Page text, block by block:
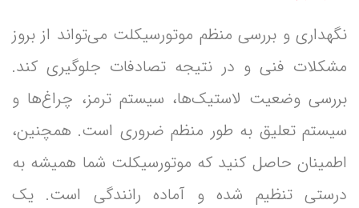
نگهداری و بررسی منظم موتورسیکلت می‌تواند از بروز
مشکلات فنی و در نتیجه تصادفات جلوگیری کند.
بررسی وضعیت لاستیک‌ها، سیستم ترمز، چراغ‌ها و
سیستم تعلیق به طور منظم ضروری است. همچنین،
اطمینان حاصل کنید که موتورسیکلت شما همیشه به
درستی تنظیم شده و آماده رانندگی است. یک